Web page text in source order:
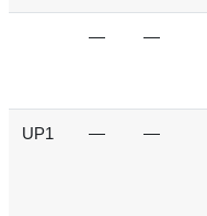
— —
UP1 — —